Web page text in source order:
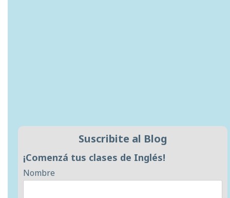
Suscribite al Blog
¡Comenzá tus clases de Inglés!
Nombre